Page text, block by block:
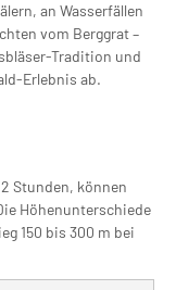
an Wasserfällen
vom Berggrat –
Tradition und
Erlebnis ab.
Stunden, können
Höhenunterschiede
150 bis 300 m bei